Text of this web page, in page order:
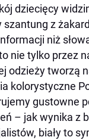
dziecięcy
szantung z
niż
nie tylko przez
odzieży tworzą
kolorystyczne
gustowne
– jak wynika z
biały to